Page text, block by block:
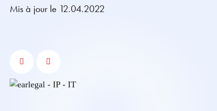
Mis à jour le 12.04.2022